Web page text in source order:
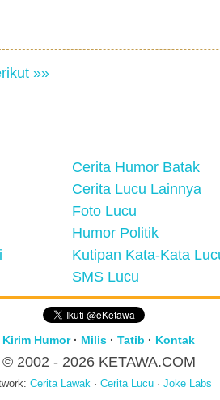
»»
Cerita Humor Batak
Cerita Lucu Lainnya
Foto Lucu
Humor Politik
Kutipan Kata-Kata
SMS Lucu
Kirim Humor· Milis · Tatib · Kontak
© 2002 - 2026 KETAWA.COM
Cerita Lawak · Cerita Lucu · Joke Labs